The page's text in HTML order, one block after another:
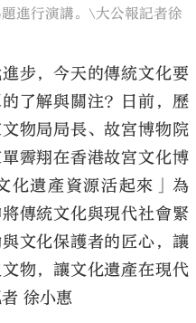
進行演講。\大公報記者徐
步，今天的傳統文化要
了解與關注？日前，歷
物局局長、故宮博物院
霽翔在香港故宮文化博
化遺產資源活起來」為
傳統文化與現代社會緊
文化保護者的匠心，讓
物，讓文化遺產在現代
徐小惠